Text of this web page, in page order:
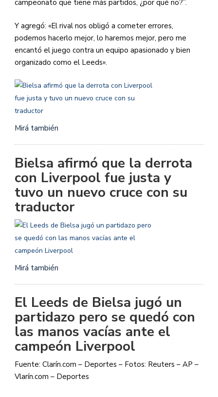
campeonato que tiene más partidos, ¿por qué no?”.
Y agregó: «El rival nos obligó a cometer errores,
podemos hacerlo mejor, lo haremos mejor, pero me
encantó el juego contra un equipo apasionado y bien
organizado como el Leeds».
Mirá también
Bielsa afirmó que la derrota
con Liverpool fue justa y
tuvo un nuevo cruce con su
traductor
Mirá también
El Leeds de Bielsa jugó un
partidazo pero se quedó con
las manos vacías ante el
campeón Liverpool
Fuente: Clarín.com – Deportes – Fotos: Reuters – AP –
Vlarín.com – Deportes